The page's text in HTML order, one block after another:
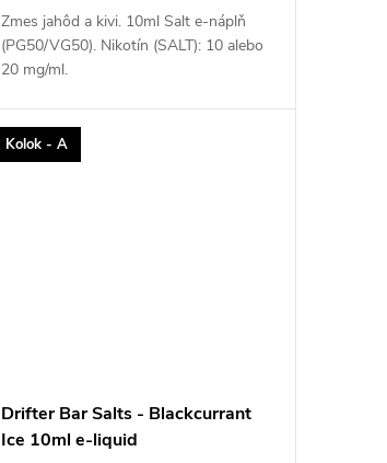
Zmes jahôd a kivi. 10ml Salt e-náplň
(PG50/VG50). Nikotín (SALT): 10 alebo
20 mg/ml.
Kolok - A
Drifter Bar Salts - Blackcurrant
Ice 10ml e-liquid